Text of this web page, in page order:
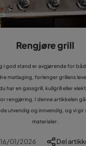
Rengjøre grill
i god stand er avgjørende for
matlaging, forlenger grillens
har en gassgrill, kullgrill eller
rengjøring. I denne artikkelen
utvendig og innvendig, og vi gir
materialer.
16/01/2026 Del